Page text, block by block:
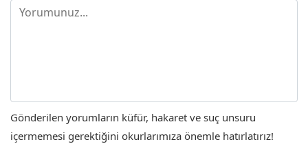
Gönderilen yorumların küfür, hakaret ve suç unsuru
içermemesi gerektiğini okurlarımıza önemle hatırlatırız!